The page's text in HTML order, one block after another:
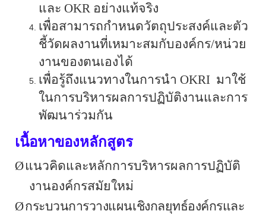
และ OKR อย่างแท้จริง
เพื่อสามารถกำหนดวัตถุประสงค์และตัว
ชี้วัดผลงานที่เหมาะสมกับองค์กร/หน่วย
งานของตนเองได้
เพื่อรู้ถึงแนวทางในการนำ OKRI มาใช้
ในการบริหารผลการปฏิบัติงานและการ
พัฒนาร่วมกัน
เนื้อหาของหลักสูตร
Øแนวคิดและหลักการบริหารผลการปฏิบัติ
งานองค์กรสมัยใหม่
Øกระบวนการวางแผนเชิงกลยุทธ์องค์กรและ